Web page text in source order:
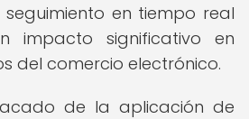
en tiempo real
impacto significativo en
del comercio electrónico.
de la aplicación de